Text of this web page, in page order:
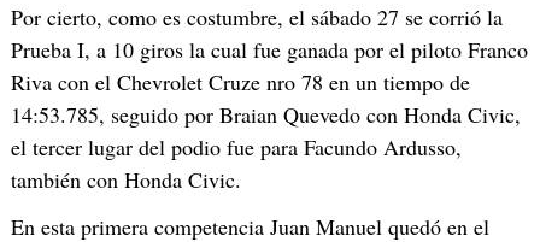
Por cierto, como es costumbre, el sábado 27 se corrió la
Prueba I, a 10 giros la cual fue ganada por el piloto Franco
Riva con el Chevrolet Cruze nro 78 en un tiempo de
14:53.785, seguido por Braian Quevedo con Honda Civic,
el tercer lugar del podio fue para Facundo Ardusso,
también con Honda Civic.
En esta primera competencia Juan Manuel quedó en el